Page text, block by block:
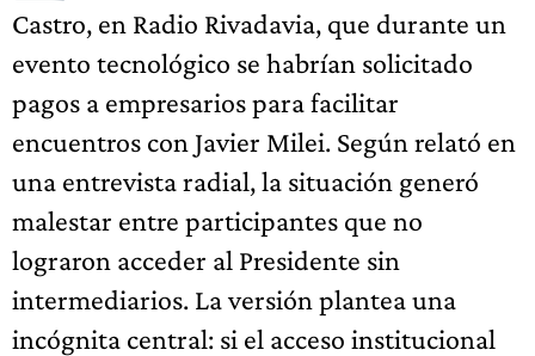
Castro, en Radio Rivadavia, que durante un
evento tecnológico se habrían solicitado
pagos a empresarios para facilitar
encuentros con Javier Milei. Según relató en
una entrevista radial, la situación generó
malestar entre participantes que no
lograron acceder al Presidente sin
intermediarios. La versión plantea una
incógnita central: si el acceso institucional